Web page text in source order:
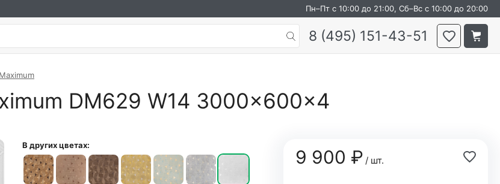
Пн–Пт с 10:00 до 21:00, Сб–Вс с 10:00 до 20:00
8 (495) 151-43-51
Maximum
DM629 W14 3000×600×4
9 900 ₽/ шт.
В других цветах: